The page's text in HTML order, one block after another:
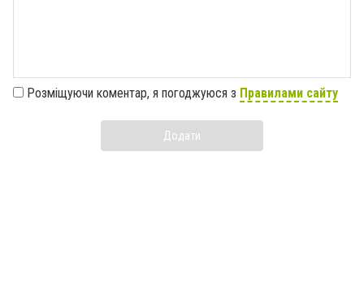
Розміщуючи коментар, я погоджуюся з Правилами сайту
Додати